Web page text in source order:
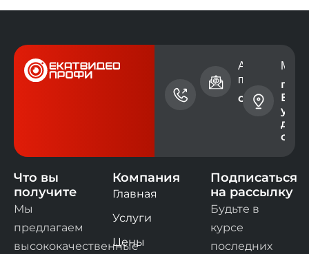
телефона
+7 (343)
Адрес
почты
г.
ул.
дом
Что вы
получите
Мы
предлагаем
высококачественные
Компания
Главная
Услуги
Цены
Подписаться
на рассылку
Будьте в
курсе
последних